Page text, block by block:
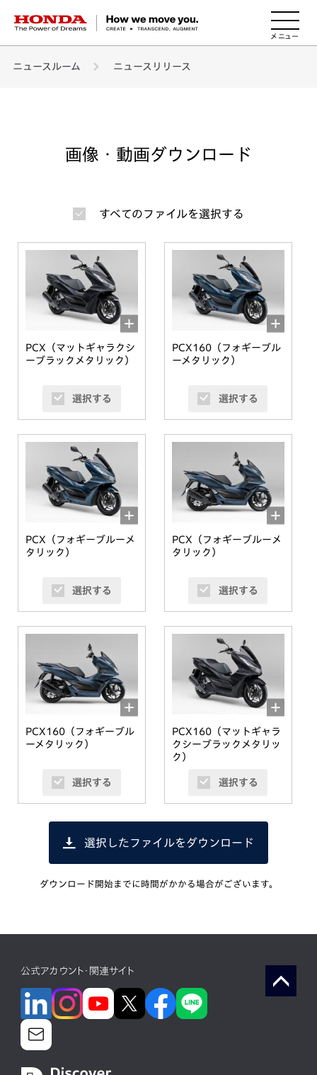
HONDA The Power of Dreams
ニュースルーム ニュースリリース
画像・動画ダウンロード
すべてのファイルを選択する
PCX（マットギャラクシ
ーブラックメタリック）
選択する
PCX160（フォギーブル
ーメタリック）
選択する
PCX（フォギーブルーメ
タリック）
選択する
PCX（フォギーブルーメ
タリック）
選択する
PCX160（フォギーブル
ーメタリック）
選択する
PCX160（マットギャラ
クシーブラックメタリッ
ク）
選択する
選択したファイルをダウンロード
ダウンロード開始までに時間がかかる場合がございます。
公式アカウント・関連サイト